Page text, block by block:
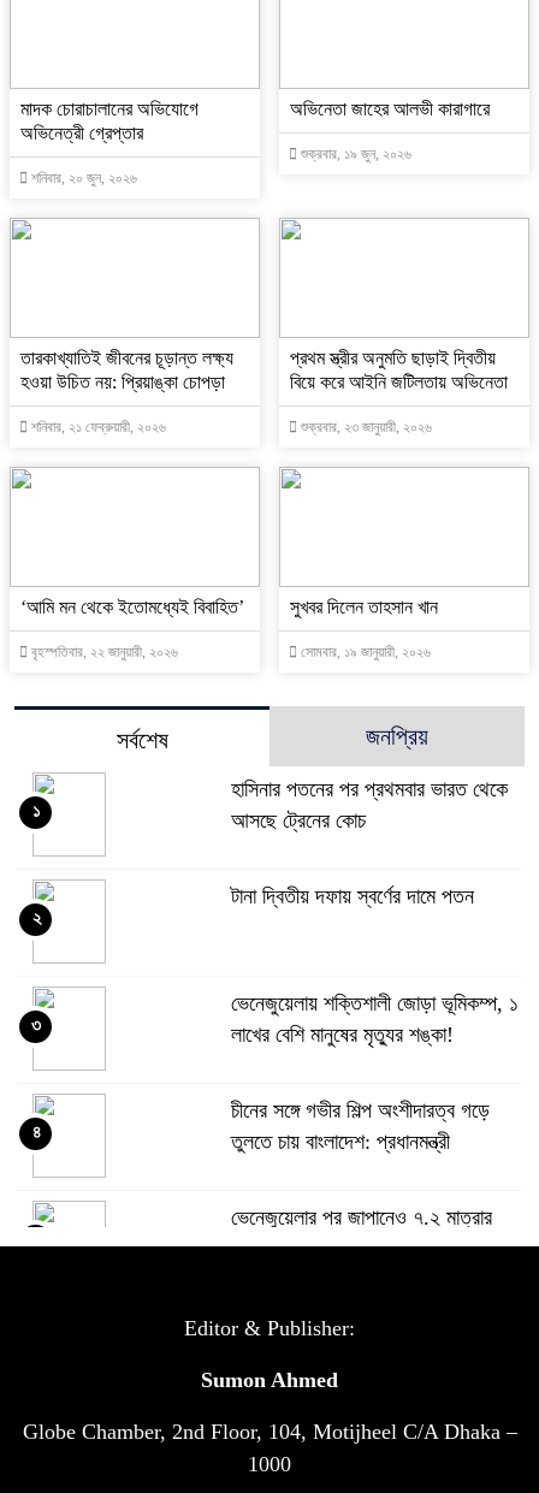
মাদক চোরাচালানের অভিযোগে
অভিনেত্রী গ্রেপ্তার
শনিবার, ২০ জুন, ২০২৬
অভিনেতা জাহের আলভী কারাগারে
শুক্রবার, ১৯ জুন, ২০২৬
তারকাখ্যাতিই জীবনের চূড়ান্ত লক্ষ্য
হওয়া উচিত নয়: প্রিয়াঙ্কা চোপড়া
শনিবার, ২১ ফেব্রুয়ারী, ২০২৬
প্রথম স্ত্রীর অনুমতি ছাড়াই দ্বিতীয়
বিয়ে করে আইনি জটিলতায় অভিনেতা
শুক্রবার, ২৩ জানুয়ারী, ২০২৬
‘আমি মন থেকে ইতোমধ্যেই বিবাহিত’
বৃহস্পতিবার, ২২ জানুয়ারী, ২০২৬
সুখবর দিলেন তাহসান খান
সোমবার, ১৯ জানুয়ারী, ২০২৬
সর্বশেষ জনপ্রিয়
হাসিনার পতনের পর প্রথমবার ভারত থেকে
আসছে ট্রেনের কোচ
১
টানা দ্বিতীয় দফায় স্বর্ণের দামে পতন
২
ভেনেজুয়েলায় শক্তিশালী জোড়া ভূমিকম্প, ১
লাখের বেশি মানুষের মৃত্যুর শঙ্কা!
৩
চীনের সঙ্গে গভীর শিল্প অংশীদারত্ব গড়ে
তুলতে চায় বাংলাদেশ: প্রধানমন্ত্রী
৪
ভেনেজুয়েলার পর জাপানেও ৭.২ মাত্রার
শক্তিশালী ভূমিকম্প
টানা ৩ ম্যাচে গোল ভিনির, ইতিহাস বলছে
সরকারি ৩শ কেজি বই বিক্রির অভিযোগ
মাদ্রাসা সুপারের বিরুদ্ধে
Editor & Publisher:
Sumon Ahmed
Globe Chamber, 2nd Floor, 104, Motijheel C/A Dhaka –
1000